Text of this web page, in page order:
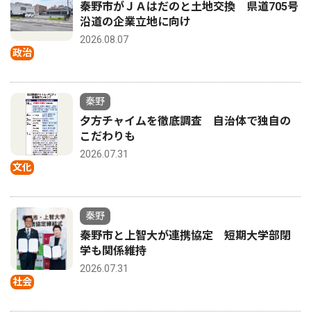
政治
秦野市がＪＡはだのと土地交換 県道705号
沿道の企業立地に向け
2026.08.07
文化
秦野
夕方チャイムを徹底調査 自治体で独自の
こだわりも
2026.07.31
社会
秦野
秦野市と上智大が連携協定 短期大学部閉
学も関係維持
2026.07.31